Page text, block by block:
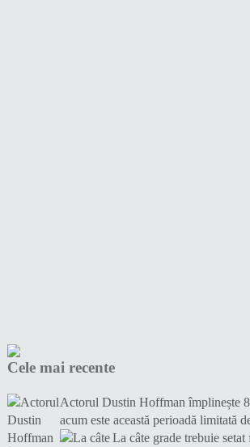
Cele mai recente
Actorul Dustin Hoffman împlinește
acum este această perioadă limitată
La câte grade trebuie